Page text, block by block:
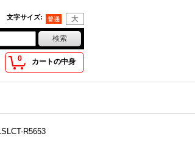
文字サイズ:
0 カートの中身
R5653